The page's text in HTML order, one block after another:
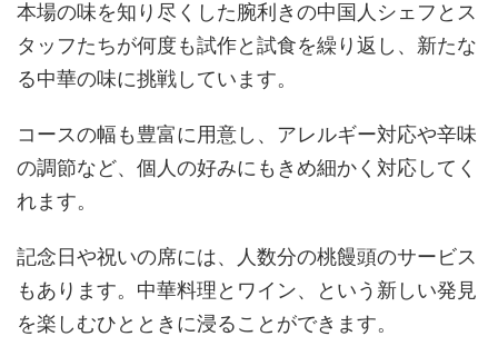
本場の味を知り尽くした腕利きの中国人シェフとス
タッフたちが何度も試作と試食を繰り返し、新たな
る中華の味に挑戦しています。
コースの幅も豊富に用意し、アレルギー対応や辛味
の調節など、個人の好みにもきめ細かく対応してく
れます。
記念日や祝いの席には、人数分の桃饅頭のサービス
もあります。中華料理とワイン、という新しい発見
を楽しむひとときに浸ることができます。